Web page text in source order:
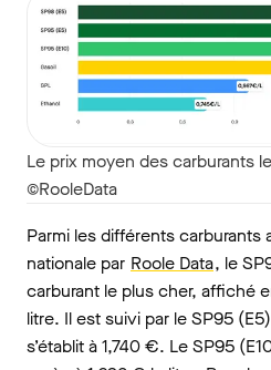
Le prix moyen des carburants
©RooleData
Parmi les différents carburants
nationale par Roole Data, le
carburant le plus cher, affiché
litre. Il est suivi par le SP95
s’établit à 1,740 €. Le SP95